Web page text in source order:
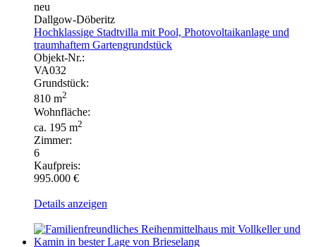
neu
Dallgow-Döberitz
Hochklassige Stadtvilla mit Pool, Photovoltaikanlage und
traumhaftem Gartengrundstück
Objekt-Nr.:
VA032
Grundstück:
810 m2
Wohnfläche:
ca. 195 m2
Zimmer:
6
Kaufpreis:
995.000 €
Details anzeigen